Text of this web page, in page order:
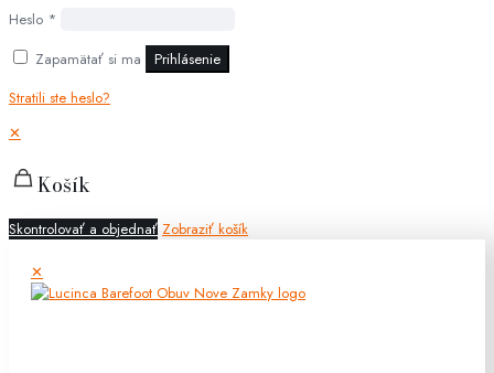
Heslo *
Zapamätať si ma
Prihlásenie
Stratili ste heslo?
✕
Košík
Skontrolovať a objednať Zobraziť košík
✕